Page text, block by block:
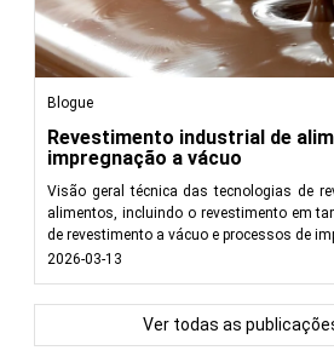
Blogue
Revestimento industrial de
impregnação a vácuo
Visão geral técnica das tecnologias de
alimentos, incluindo o revestimento em
de revestimento a vácuo e processos de
2026-03-13
Ver todas as